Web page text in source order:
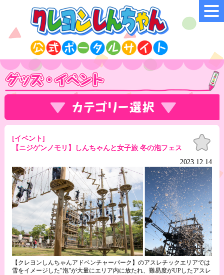
[イベント]
【ニジゲンノモリ】しんちゃんと女子旅 冬の泡フェス
お気
に入
2023.12.14
【クレヨンしんちゃんアドベンチャーパーク】のアスレチックエリアでは
雪をイメージした"泡"が大量にエリア内に放たれ、難易度がUPしたアスレ